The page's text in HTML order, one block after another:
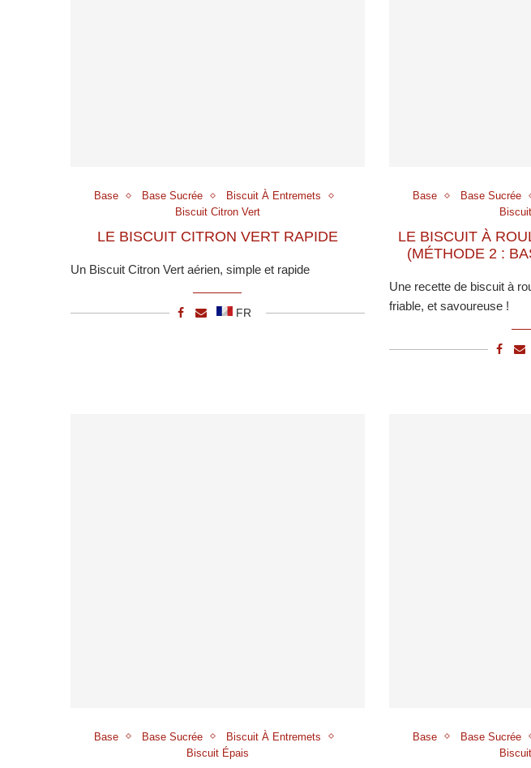
Base Base Sucrée
Biscuit À Entremets
Biscuit Citron Vert
LE BISCUIT CITRON VERT RAPIDE
Un Biscuit Citron Vert aérien, simple et rapide
FR
Base Base Sucrée
LE BISCUIT À
(MÉTHODE 2 :
Une recette de biscuit à
friable, et savoureuse !
Base Base Sucrée
Biscuit À Entremets
Biscuit Épais
Base Base Sucrée